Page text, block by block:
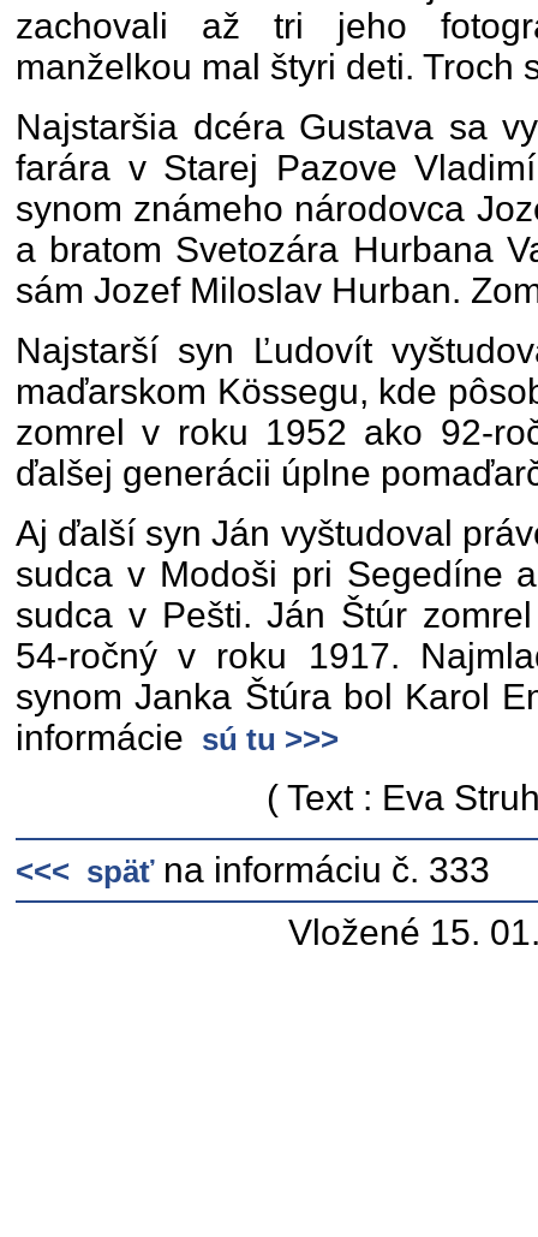
zachovali až tri jeho
manželkou mal štyri deti. Troch
Najstaršia dcéra Gustava sa
farára v Starej Pazove
synom známeho národovca
a bratom Svetozára Hurbana
sám Jozef Miloslav Hurban.
Najstarší syn Ľudovít
maďarskom Kössegu, kde
zomrel v roku 1952 ako 92-
ďalšej generácii úplne
Aj ďalší syn Ján vyštudoval
sudca v Modoši pri Segedíne
sudca v Pešti. Ján Štúr
54-ročný v roku 1917.
synom Janka Štúra bol Karol
informácie
sú tu >>>
( Text : Eva
<<< späťna informáciu č. 333
Vložené 15.